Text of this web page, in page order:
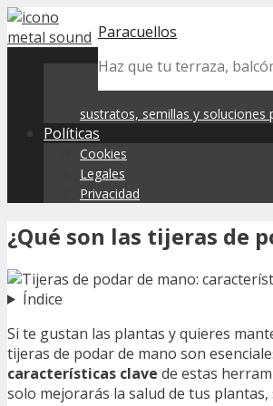
Skip
to
Paracuellos
Haz que tu terraza,
sustratos, semillas y
Políticas
Cookies
Legales
Privacidad
¿Qué son las tijeras de
Índice
Si te gustan las plantas y quieres
tijeras de podar de mano son
características clave de estas
solo mejorarás la salud de tus